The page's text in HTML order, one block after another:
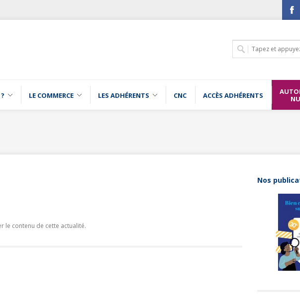
LE COMMERCE LES ADHÉRENTS CNC ACCÈS ADHÉRENTS
le contenu de cette actualité.
Nos